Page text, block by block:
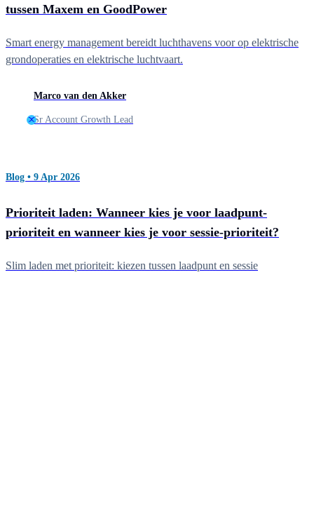
tussen Maxem en GoodPower
Smart energy management bereidt luchthavens voor op elektrische
grondoperaties en elektrische luchtvaart.
Marco van den Akker
Sr Account Growth Lead
Blog • 9 Apr 2026
Prioriteit laden: Wanneer kies je voor laadpunt-
prioriteit en wanneer kies je voor sessie-prioriteit?
Slim laden met prioriteit: kiezen tussen laadpunt en sessie